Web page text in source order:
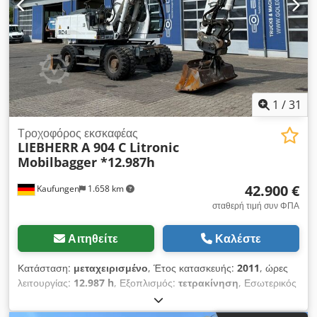
1 /31
Kaufungen 1.658 km
Τροχοφόρος εκσκαφέας
LIEBHERRA 904 C Litronic
Mobilbagger *12.987h
42.900 €
σταθερή τιμή συν ΦΠΑ
Αιτηθείτε Καλέστε
Κατάσταση: μεταχειρισμένο, Έτος κατασκευής: 2011, ώρες
λειτουργίας: 12.987 h, Εξοπλισμός: τετρακίνηση, Εσωτερικός
αριθμός οχήματος: MK300045 Διαθέσιμο άμεσα στην αυλή μας
στο Kaufungen. Περισσότερες πληροφορίες: ? Luis Lucena ?